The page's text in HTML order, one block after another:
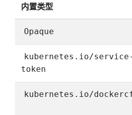
内置类型
Opaque
kubernetes.io/
token
kubernetes.io/